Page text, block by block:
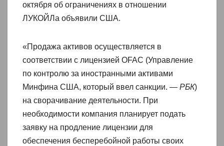
октября об ограничениях в отношении
ЛУКОЙЛа объявили США.
«Продажа активов осуществляется в
соответствии с лицензией OFAC (Управление
по контролю за иностранными активами
Минфина США, который ввел санкции. — РБК)
на сворачивание деятельности. При
необходимости компания планирует подать
заявку на продление лицензии для
обеспечения бесперебойной работы своих